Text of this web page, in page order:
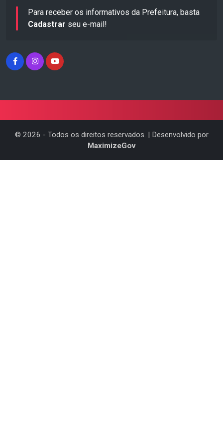
Para receber os informativos da Prefeitura, basta
Cadastrar seu e-mail!
© 2026 - Todos os direitos reservados. | Desenvolvido por
MaximizeGov